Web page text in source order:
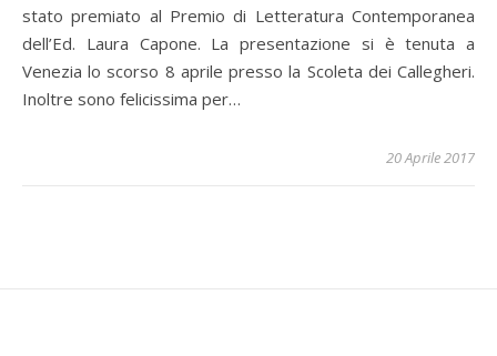
stato premiato al Premio di Letteratura Contemporanea
dell’Ed. Laura Capone. La presentazione si è tenuta a
Venezia lo scorso 8 aprile presso la Scoleta dei Callegheri.
Inoltre sono felicissima per…
20 Aprile 2017